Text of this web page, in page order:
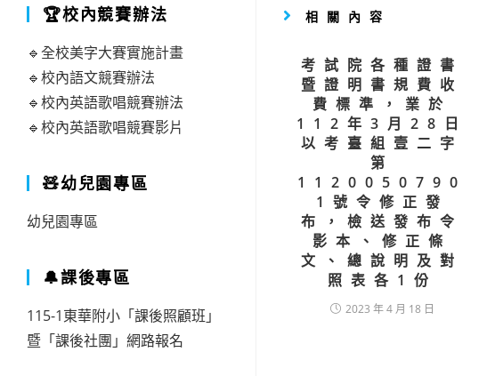
相關內容
考試院各種證書
暨證明書規費收
費標準，業於
112年3月28日
以考臺組壹二字
第
1120050790
1號令修正發
布，檢送發布令
影本、修正條
文、總說明及對
照表各1份
2023 年 4 月 18 日
🏆校內競賽辦法
🔹全校美字大賽實施計畫
🔹校內語文競賽辦法
🔹校內英語歌唱競賽辦法
🔹校內英語歌唱競賽影片
🧸幼兒園專區
幼兒園專區
🔔課後專區
115-1東華附小「課後照顧班」
暨「課後社團」網路報名